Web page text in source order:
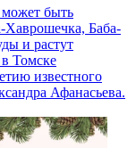
быть
Баба-
и растут
Томске
известного
Афанасьева.